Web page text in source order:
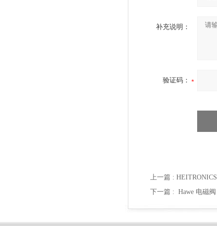
补充说明：
验证码：
上一篇 :
下一篇 : Hawe 电磁